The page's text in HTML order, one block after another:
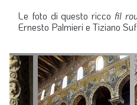
Le foto di questo ricco fil
Ernesto Palmieri e Tiziano